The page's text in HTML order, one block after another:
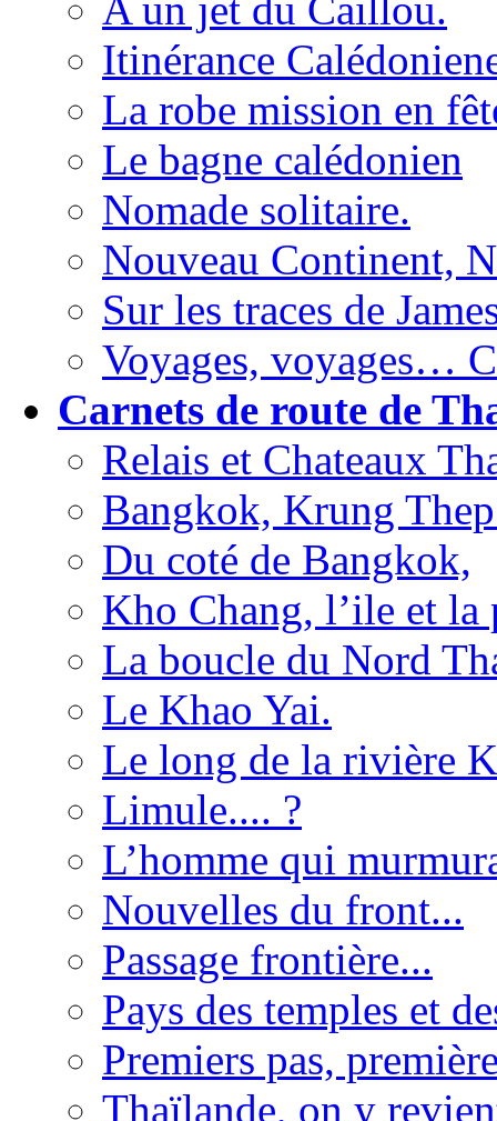
Itinérance
La robe mission en
Le bagne calédonien
Nomade solitaire.
Nouveau Continent,
Sur les traces de
Voyages, voyages…
Carnets de route de
Relais et Chateaux
Bangkok, Krung
Du coté de Bangkok,
Kho Chang, l’ile et la
La boucle du Nord
Le Khao Yai.
Le long de la rivière
Limule.... ?
L’homme qui
Nouvelles du front...
Passage frontière...
Pays des temples et
Premiers pas,
Thaïlande, on y